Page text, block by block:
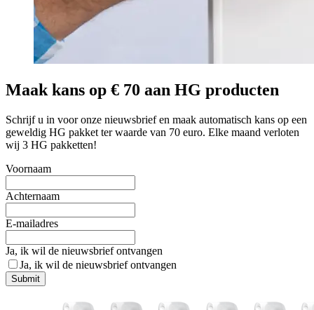
Maak kans op € 70 aan HG producten
Schrijf u in voor onze nieuwsbrief en maak automatisch kans op een
geweldig HG pakket ter waarde van 70 euro. Elke maand verloten
wij 3 HG pakketten!
Voornaam
Achternaam
E-mailadres
Ja, ik wil de nieuwsbrief ontvangen
Ja, ik wil de nieuwsbrief ontvangen
Submit